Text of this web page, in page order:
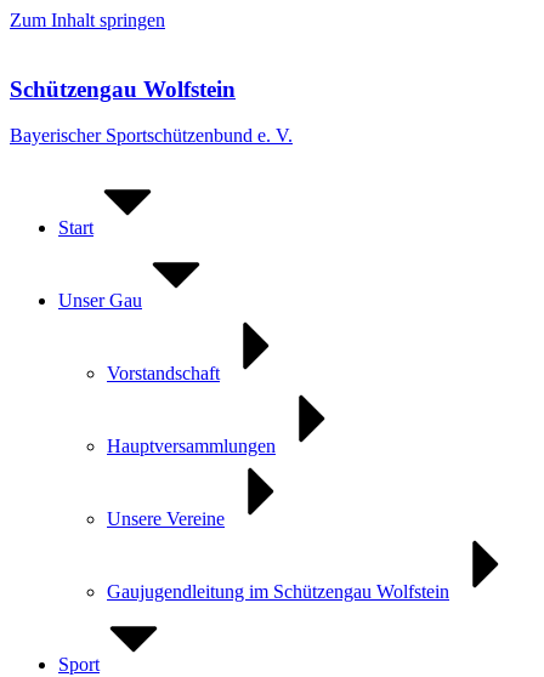
Zum Inhalt springen
Schützengau Wolfstein
Bayerischer Sportschützenbund e. V.
Start
Unser Gau
Vorstandschaft
Hauptversammlungen
Unsere Vereine
Gaujugendleitung im Schützengau Wolfstein
Sport